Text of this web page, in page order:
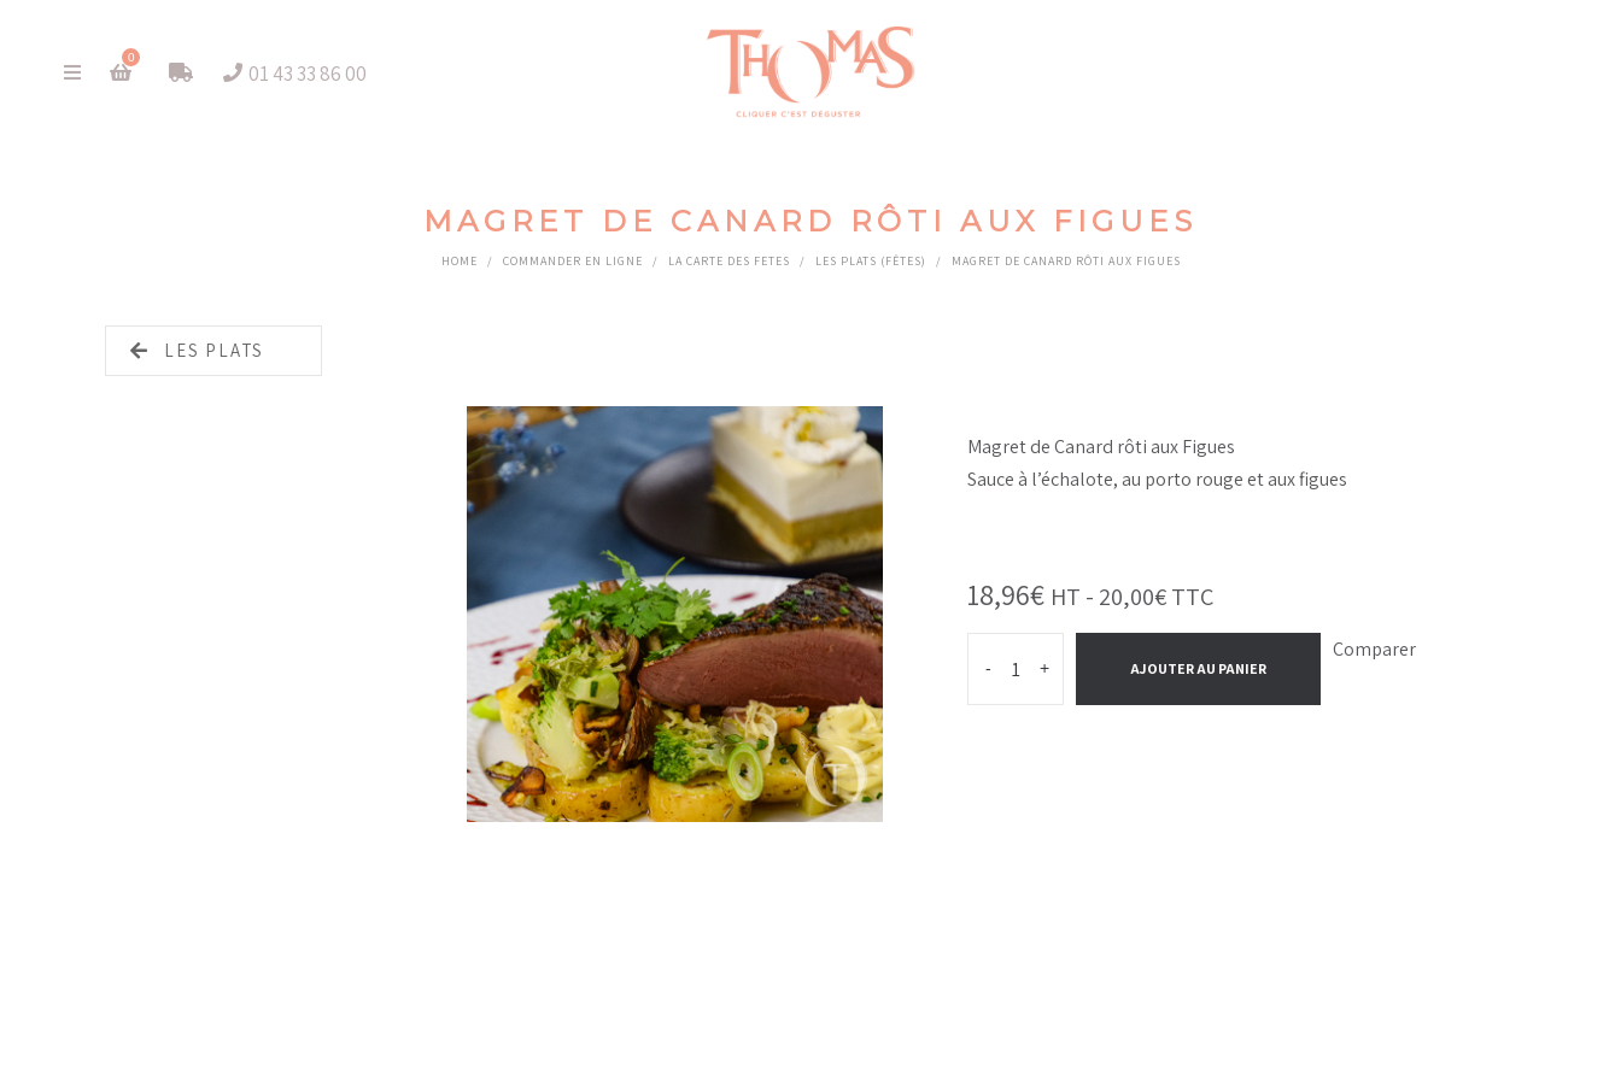
0
01 43 33 86 00
MAGRET DE CANARD RÔTI AUX FIGUES
HOME / COMMANDER EN LIGNE / LA CARTE DES FETES / LES PLATS (FÊTES) / MAGRET DE CANARD RÔTI AUX FIGUES
LES PLATS
Magret de Canard rôti aux Figues
Sauce à l’échalote, au porto rouge et aux figues
18,96€ HT - 20,00€TTC
- + AJOUTER AU PANIER
Comparer